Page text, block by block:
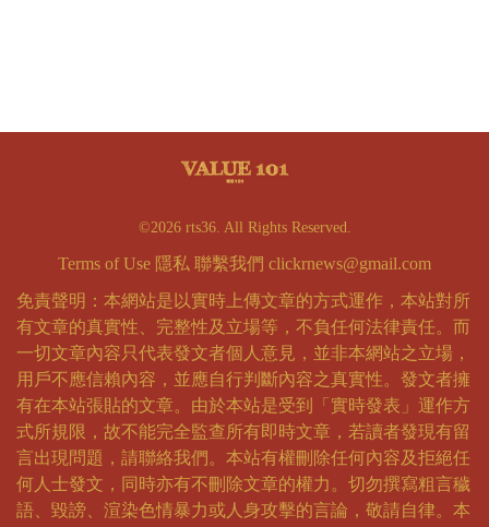
©2026 rts36. All Rights Reserved.
Terms of Use 隱私 聯繫我們 clickrnews@gmail.com
免責聲明：本網站是以實時上傳文章的方式運作，本站對所
有文章的真實性、完整性及立場等，不負任何法律責任。而
一切文章內容只代表發文者個人意見，並非本網站之立場，
用戶不應信賴內容，並應自行判斷內容之真實性。發文者擁
有在本站張貼的文章。由於本站是受到「實時發表」運作方
式所規限，故不能完全監查所有即時文章，若讀者發現有留
言出現問題，請聯絡我們。本站有權刪除任何內容及拒絕任
何人士發文，同時亦有不刪除文章的權力。切勿撰寫粗言穢
語、毀謗、渲染色情暴力或人身攻擊的言論，敬請自律。本